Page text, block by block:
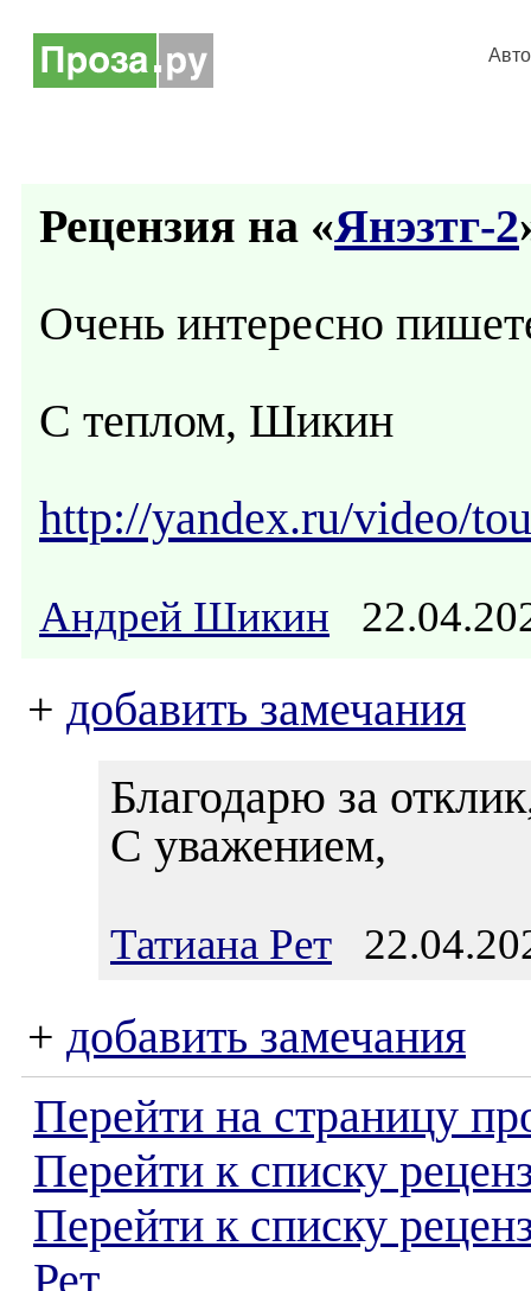
Рецензия на «Янэзтг-2
Очень интересно
С теплом, Шикин
http://yandex.ru/video/
Андрей Шикин
+ добавить замечания
Благодарю за
С уважением,
Татиана Рет
+ добавить замечания
Перейти на страницу
Перейти к списку
Перейти к списку
Рет